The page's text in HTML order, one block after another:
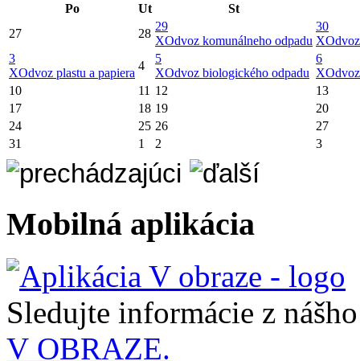
Po Ut
St
27
28
29
XOdvoz komunálneho odpadu
30
X
3
XOdvoz plastu a papiera
4
5
XOdvoz biologického odpadu
6
X
10
11 12
13
17
18 19
20
24
25 26
27
31
1 2 3
Mobilná aplikácia
Sledujte informácie z
V OBRAZE.